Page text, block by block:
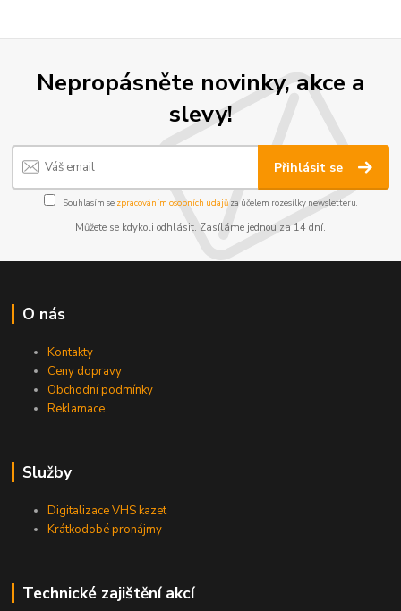
Nepropásněte novinky, akce a
slevy!
Přihlásit se
Souhlasím se zpracováním osobních údajůza účelem rozesílky newsletteru.
Můžete se kdykoli odhlásit. Zasíláme jednou za 14 dní.
O nás
Kontakty
Ceny dopravy
Obchodní podmínky
Reklamace
Služby
Digitalizace VHS kazet
Krátkodobé pronájmy
Technické zajištění akcí